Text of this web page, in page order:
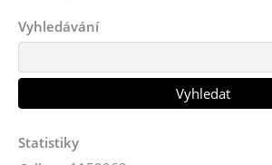
Vyhledávání
Statistiky